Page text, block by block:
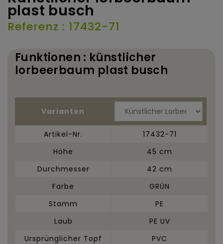
plast busch
Referenz : 17432-71
Funktionen : künstlicher
lorbeerbaum plast busch
Varianten
Artikel-Nr.
17432-71
Höhe
45 cm
Durchmesser
42 cm
Farbe
GRÜN
Stamm
PE
Laub
PE UV
Ursprünglicher Topf
PVC